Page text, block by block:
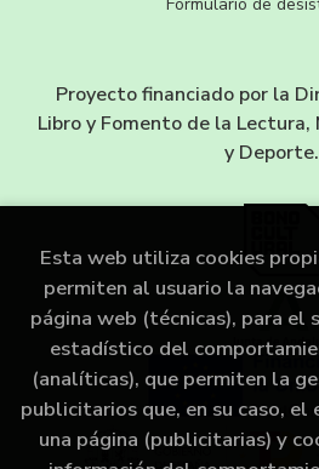
Proyecto financiado por la
Libro y Fomento de la
y Deporte.
Esta web utiliza cookies
permiten al usuario la
página web (técnicas), para el
estadístico del
(analíticas), que permiten la
publicitarios que, en su caso,
una página (publicitarias) y